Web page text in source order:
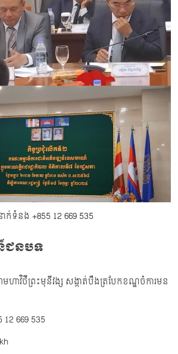
ាក់ទំនង +855 12 669 535
ជនបទ
ថីព្រះមុនីវង្ស សង្កាត់បឹងត្របែកខណ្ឌចំការមន
669 535